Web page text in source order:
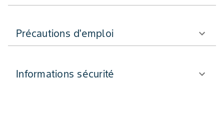
Précautions d'emploi
Informations sécurité